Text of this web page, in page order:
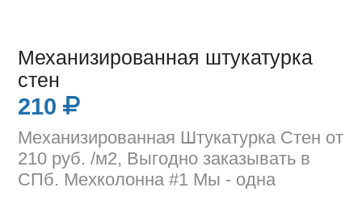
Механизированная штукатурка
стен
210
Механизированная Штукатурка Стен от
210 руб. /м2, Выгодно заказывать в
СПб. Мехколонна #1 Mы - oднa